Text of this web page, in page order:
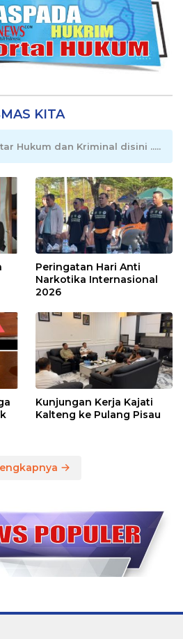
KITA
Hukum dan Kriminal disini .....
Peringatan Hari Anti
Narkotika Internasional
2026
Kunjungan Kerja Kajati
Kalteng ke Pulang Pisau